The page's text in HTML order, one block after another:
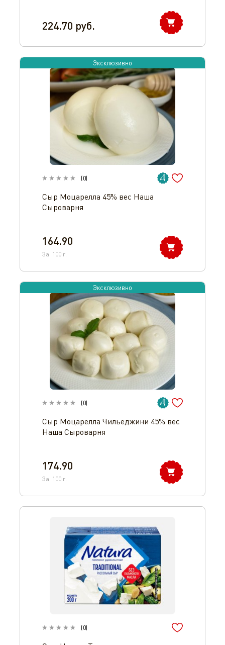
224.70 руб.
Эксклюзивно
(0)
Сыр Моцарелла 45% вес Наша
Сыроварня
164.90
За 100 г.
Эксклюзивно
(0)
Сыр Моцарелла Чильеджини 45% вес
Наша Сыроварня
174.90
За 100 г.
(0)